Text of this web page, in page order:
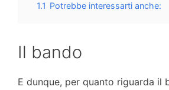
1.1 Potrebbe interessarti anche:
Il bando
E dunque, per quanto riguarda il